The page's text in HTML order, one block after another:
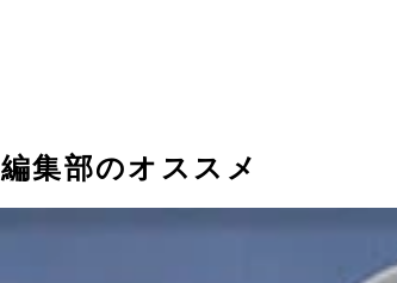
編集部のオススメ